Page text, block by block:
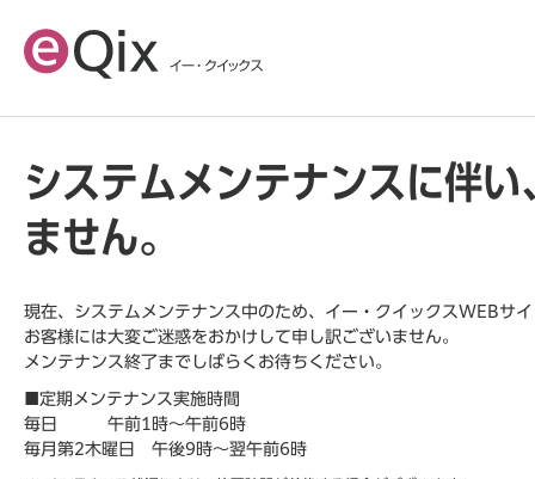
システムメンテナンスに伴
ません。
現在、システムメンテナンス中のため、イー・クイックスWEBサ
お客様には大変ご迷惑をおかけして申し訳ございません。
メンテナンス終了までしばらくお待ちください。
■定期メンテナンス実施時間
毎日 午前1時～午前6時
毎月第2木曜日 午後9時～翌午前6時